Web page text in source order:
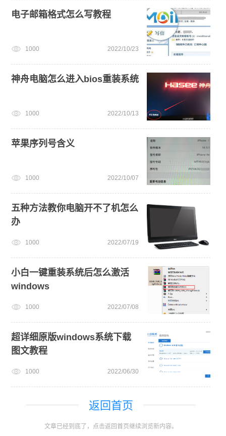
电子邮箱格式怎么写教程
1000 2022/10/23
神舟电脑怎么进入bios重装系统
1000 2022/10/13
苹果序列号含义
1000 2022/10/07
五种方法教你电脑开不了机怎么
办
1000 2022/07/19
小白一键重装系统后怎么激活
windows
1000 2022/07/08
超详细原版windows系统下载
图文教程
1000 2022/06/30
返回首页
文章已经到底了，点击返回首页继续浏览新内容。